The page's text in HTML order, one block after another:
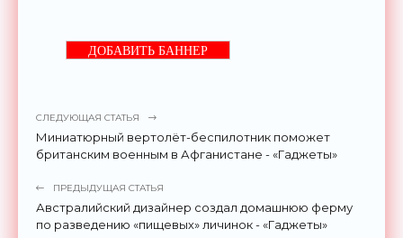
ДОБАВИТЬ БАННЕР
СЛЕДУЮЩАЯ СТАТЬЯ
Миниатюрный вертолёт-беспилотник поможет
британским военным в Афганистане - «Гаджеты»
ПРЕДЫДУЩАЯ СТАТЬЯ
Австралийский дизайнер создал домашнюю ферму
по разведению «пищевых» личинок - «Гаджеты»